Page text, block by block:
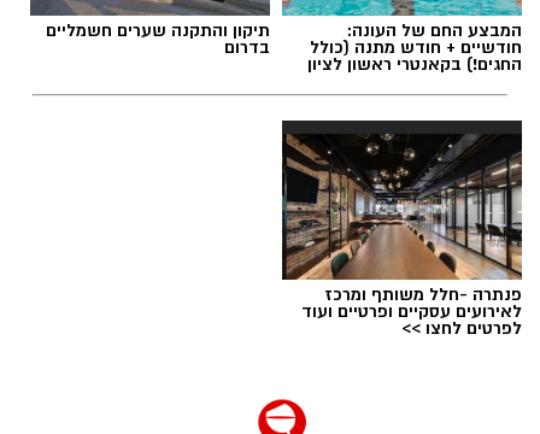
המבצע החם של העונה:
חודשיים + חודש מתנה (כולל
החגים!) בקאנטרי ראשון לציון
תיקון והתקנה שערים חשמליים
בדרום
פנתרה -חלל משותף ומרכז
לאירועים עסקיים ופרטיים ועוד
לפרטים לחצו >>